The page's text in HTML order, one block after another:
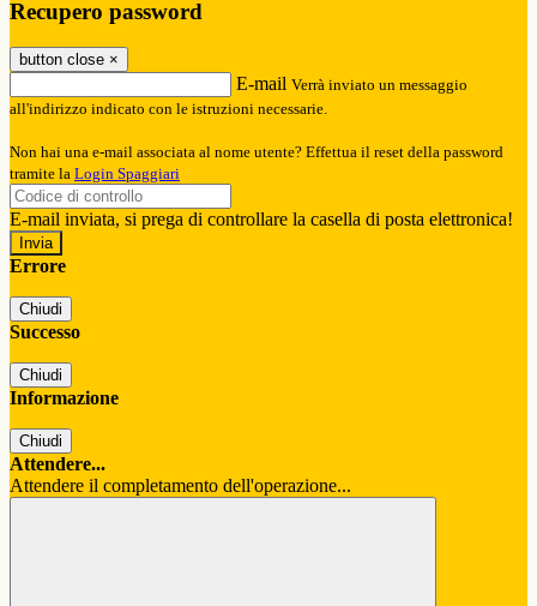
Recupero password
button close ×
E-mail Verrà inviato un messaggio
all'indirizzo indicato con le istruzioni necessarie.
Non hai una e-mail associata al nome utente? Effettua il reset della password
tramite la Login Spaggiari
E-mail inviata, si prega di controllare la casella di posta elettronica!
Errore
Chiudi
Successo
Chiudi
Informazione
Chiudi
Attendere...
Attendere il completamento dell'operazione...